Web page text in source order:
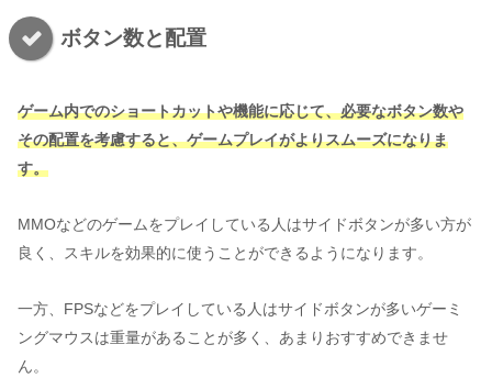
ボタン数と配置
ゲーム内でのショートカットや機能に応じて、必要なボタン数や
その配置を考慮すると、ゲームプレイがよりスムーズになりま
す。
MMOなどのゲームをプレイしている人はサイドボタンが多い方が
良く、スキルを効果的に使うことができるようになります。
一方、FPSなどをプレイしている人はサイドボタンが多いゲーミ
ングマウスは重量があることが多く、あまりおすすめできませ
ん。